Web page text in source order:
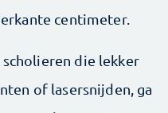
centimeter.
die lekker
of lasersnijden, ga